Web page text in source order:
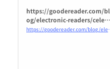
https://goodereader.com/bl
og/electronic-readers/celebr
ating-the-public-domain
https://